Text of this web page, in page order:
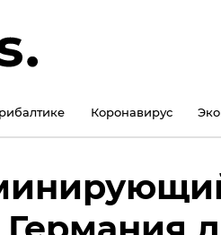
Коронавирус